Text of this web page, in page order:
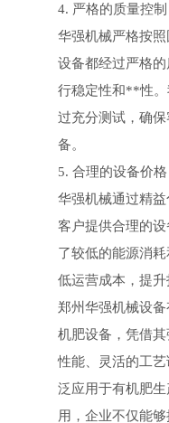
4. 严格的质量控制
华强机械严格按
设备都经过严格
行稳定性和**性
过充分测试，确
备。
5. 合理的设备价格
华强机械通过精
客户提供合理的
了较低的能源消
低运营成本，提升
郑州华强机械设
机肥设备，凭借
性能、灵活的工
泛应用于有机肥
用，企业不仅能